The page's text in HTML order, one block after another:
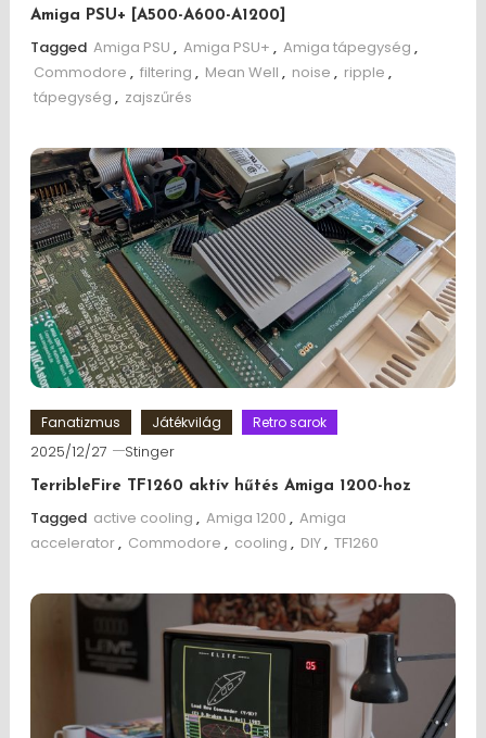
Amiga PSU+ [A500-A600-A1200]
Tagged Amiga PSU , Amiga PSU+ , Amiga tápegység ,
Commodore , filtering , Mean Well , noise , ripple ,
tápegység , zajszűrés
Fanatizmus Játékvilág Retro sarok
2025/12/27 Stinger
TerribleFire TF1260 aktív hűtés Amiga 1200-hoz
Tagged active cooling , Amiga 1200 , Amiga
accelerator, Commodore , cooling , DIY, TF1260